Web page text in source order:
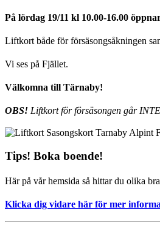
På lördag 19/11 kl 10.00-16.00
Liftkort både för försäsongsåkningen
Vi ses på Fjället.
Välkomna till Tärnaby!
OBS! Liftkort för försäsongen går
Tips! Boka boende!
Här på vår hemsida så hittar du olika
Klicka dig vidare här för mer